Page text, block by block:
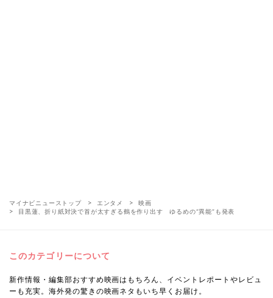
マイナビニューストップ エンタメ
映画
目黒蓮、折り紙対決で首が太すぎる鶴を作り出す ゆるめの“異能”も発表
このカテゴリーについて
新作情報・編集部おすすめ映画はもちろん、イベントレポートやレビュ
ーも充実。海外発の驚きの映画ネタもいち早くお届け。